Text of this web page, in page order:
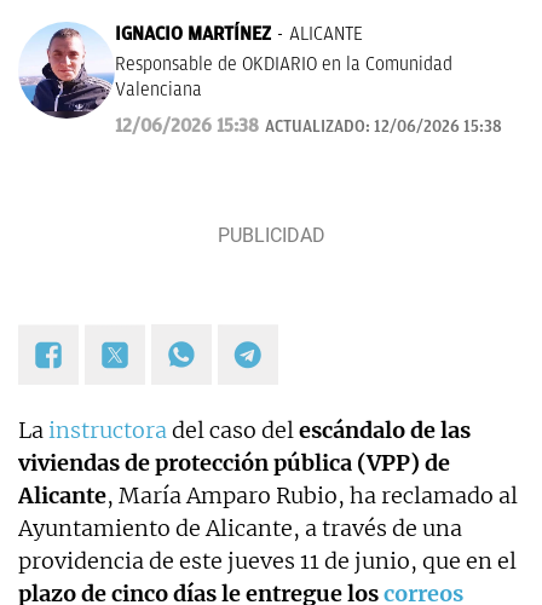
IGNACIO MARTÍNEZ
ALICANTE
Responsable de OKDIARIO en la Comunidad
Valenciana
12/06/2026 15:38 ACTUALIZADO: 12/06/2026 15:38
Lainstructoradel caso delescándalo de las
viviendas de protección pública (VPP) de
Alicante, María Amparo Rubio, ha reclamado al
Ayuntamiento de Alicante, a través de una
providencia de este jueves 11 de junio, que en el
plazo de cinco días le entregue loscorreos